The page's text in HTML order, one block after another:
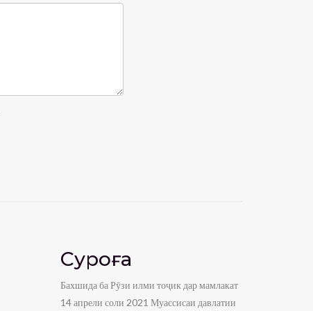
Суроға
Бахшида ба Рӯзи илми тоҷик дар мамлакат
14 апрели соли 2021 Муассисаи давлатии